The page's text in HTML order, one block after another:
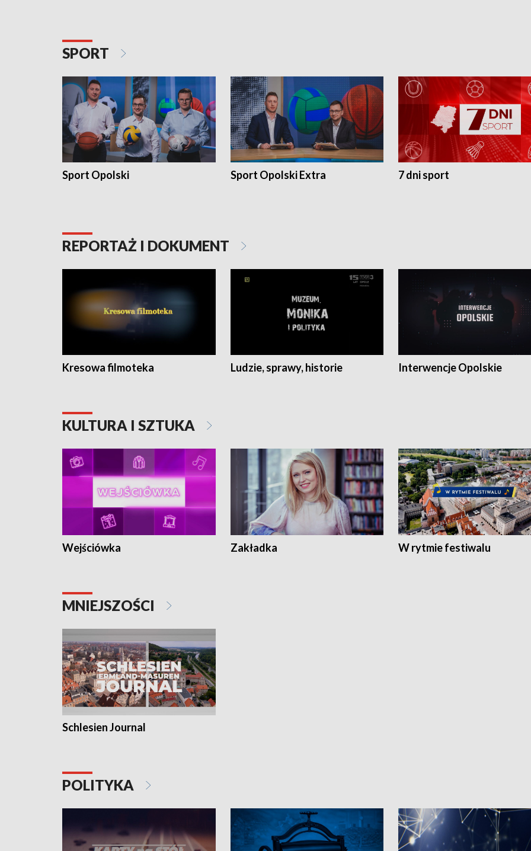
SPORT
Sport Opolski Sport Opolski Extra 7 dni sport
REPORTAŻ I DOKUMENT
Kresowa filmoteka Ludzie, sprawy, historie Interwencje Opolskie
KULTURA I SZTUKA
Wejściówka Zakładka W rytmie festiwalu
MNIEJSZOŚCI
Schlesien Journal
POLITYKA